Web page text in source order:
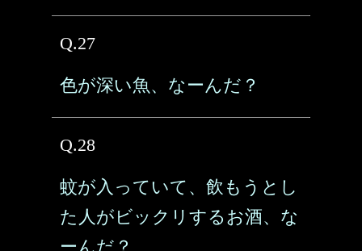
Q.27
色が深い魚、なーんだ？
Q.28
蚊が入っていて、飲もうとし
た人がビックリするお酒、な
ーんだ？